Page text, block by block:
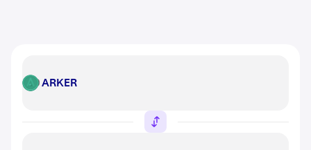
ARKER ARKER